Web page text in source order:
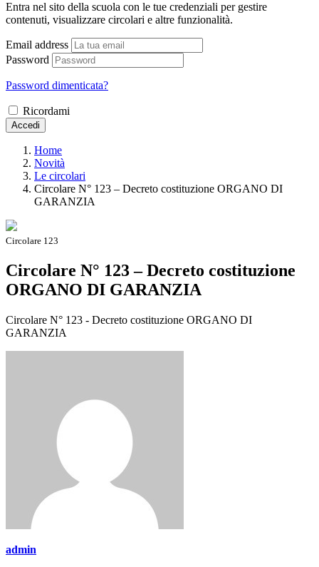
Entra nel sito della scuola con le tue credenziali per gestire
contenuti, visualizzare circolari e altre funzionalità.
Email address
Password
Password dimenticata?
Ricordami
Accedi
Home
Novità
Le circolari
Circolare N° 123 – Decreto costituzione ORGANO DI
GARANZIA
Circolare 123
Circolare N° 123 – Decreto costituzione
ORGANO DI GARANZIA
Circolare N° 123 - Decreto costituzione ORGANO DI
GARANZIA
admin